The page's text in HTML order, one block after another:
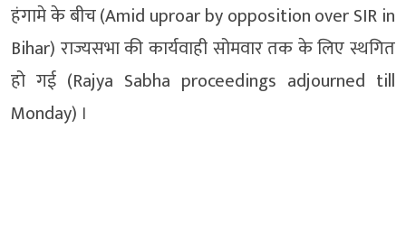
हंगामे के बीच (Amid uproar by opposition over SIR in
Bihar) राज्यसभा की कार्यवाही सोमवार तक के लिए स्थगित
हो गई (Rajya Sabha proceedings adjourned till
Monday) ।